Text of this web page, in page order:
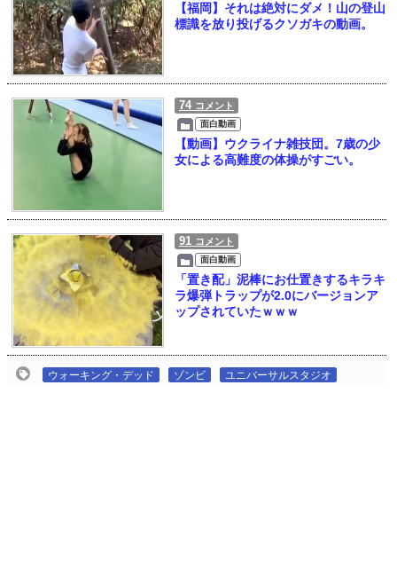
【福岡】それは絶対にダメ！山の登山
標識を放り投げるクソガキの動画。
74 コメント
面白動画
【動画】ウクライナ雑技団。7歳の少
女による高難度の体操がすごい。
91 コメント
面白動画
「置き配」泥棒にお仕置きするキラキ
ラ爆弾トラップが2.0にバージョンア
ップされていたｗｗｗ
ウォーキング・デッド ゾンビ ユニバーサルスタジオ